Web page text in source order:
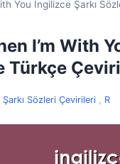
You İngilizce Şarkı
I’m With
Türkçe
Şarkı Sözleri Çevirileri , R